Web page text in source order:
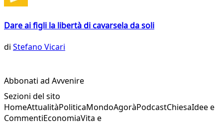
Dare ai figli la libertà di cavarsela da soli
di Stefano Vicari
Abbonati ad Avvenire
Sezioni del sito
HomeAttualitàPoliticaMondoAgoràPodcastChiesaIdee e
CommentiEconomiaVita e